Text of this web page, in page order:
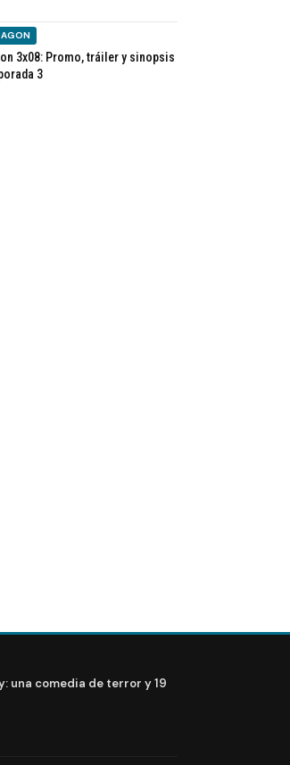
3x08: Promo, tráiler y sinopsis
3
una comedia de terror y 19